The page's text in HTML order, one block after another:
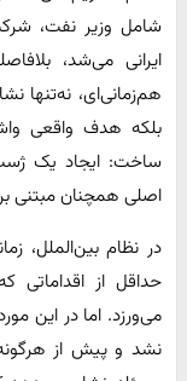
شامل وزیر نفت،
ایرانی می‌شد،
هم‌زمانی‌ای، نه‌تنها
بلکه هدف واقعی
ساخت: ایجاد یک ژست
اصلی همچنان مبتنی
در نظام بین‌الملل،
حداقل از
می‌ورزد. اما در این
نشد و پیش از